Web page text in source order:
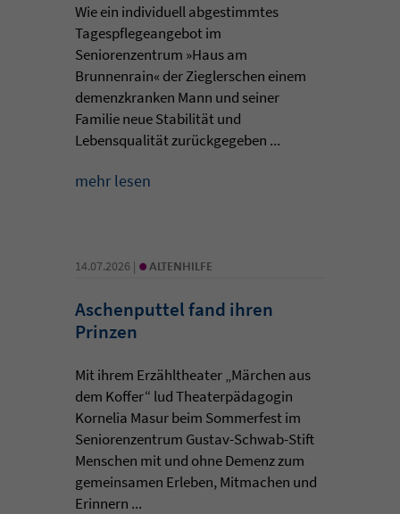
Wie ein individuell abgestimmtes
Tagespflegeangebot im
Seniorenzentrum »Haus am
Brunnenrain« der Zieglerschen einem
demenzkranken Mann und seiner
Familie neue Stabilität und
Lebensqualität zurückgegeben ...
mehr lesen
14.07.2026 | • ALTENHILFE
Aschenputtel fand ihren
Prinzen
Mit ihrem Erzähltheater „Märchen aus
dem Koffer“ lud Theaterpädagogin
Kornelia Masur beim Sommerfest im
Seniorenzentrum Gustav-Schwab-Stift
Menschen mit und ohne Demenz zum
gemeinsamen Erleben, Mitmachen und
Erinnern ...